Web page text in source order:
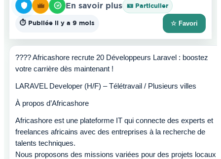
En savoir plus 🪪 Particulier
⏱️ Publiée il y a 9 mois ☆ Favori
???? Africashore recrute 20 Développeurs Laravel : boostez
votre carrière dès maintenant !
LARAVEL Developer (H/F) – Télétravail / Plusieurs villes
À propos d’Africashore
Africashore est une plateforme IT qui connecte des experts et
freelances africains avec des entreprises à la recherche de
talents techniques.
Nous proposons des missions variées pour des projets locaux